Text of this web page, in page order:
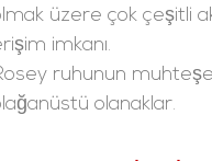
üzere çok çeşitli
imkanı.
ruhunun
olanaklar.